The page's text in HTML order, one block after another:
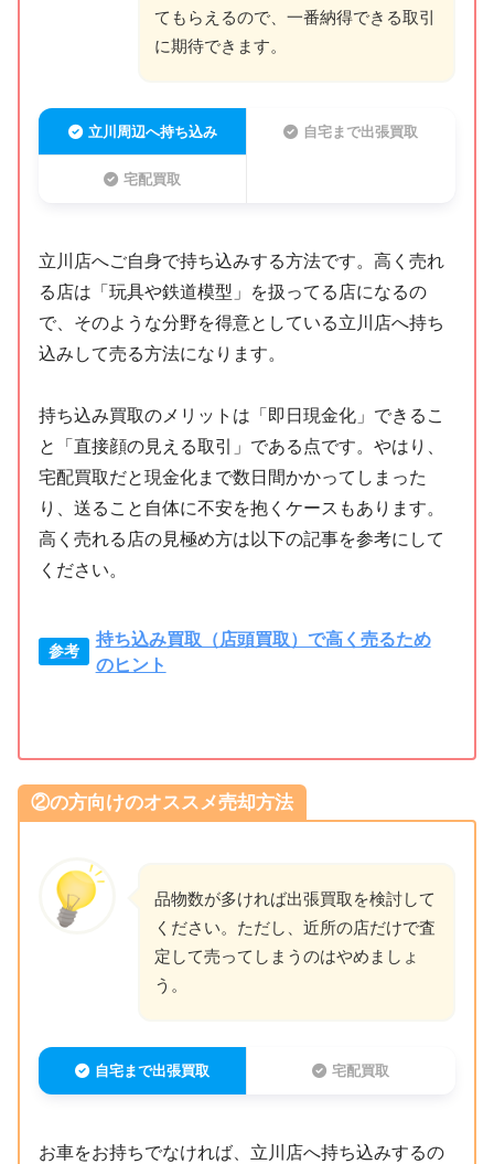
てもらえるので、一番納得できる取引
に期待できます。
立川周辺へ持ち込み 自宅まで出張買取
宅配買取
立川店へご自身で持ち込みする方法です。高く売れ
る店は「玩具や鉄道模型」を扱ってる店になるの
で、そのような分野を得意としている立川店へ持ち
込みして売る方法になります。
持ち込み買取のメリットは「即日現金化」できるこ
と「直接顔の見える取引」である点です。やはり、
宅配買取だと現金化まで数日間かかってしまった
り、送ること自体に不安を抱くケースもあります。
高く売れる店の見極め方は以下の記事を参考にして
ください。
持ち込み買取（店頭買取）で高く売るため
のヒント
②の方向けのオススメ売却方法
品物数が多ければ出張買取を検討して
ください。ただし、近所の店だけで査
定して売ってしまうのはやめましょ
う。
自宅まで出張買取 宅配買取
お車をお持ちでなければ、立川店へ持ち込みするの